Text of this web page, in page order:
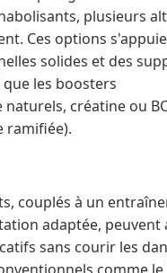
plusieurs
Ces options
solides et des
les boosters
créatine ou
ramifiée).
couplés à un
adaptée, peuvent
sans courir les